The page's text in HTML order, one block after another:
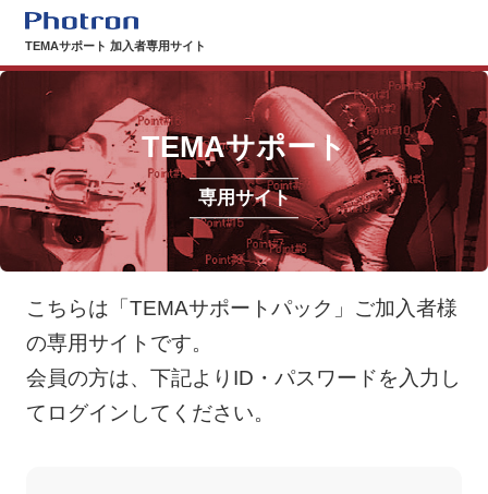
Photron
TEMAサポート 加入者専用サイト
TEMAサポート
専用サイト
こちらは「TEMAサポートパック」ご加入者様
の専用サイトです。
会員の方は、下記よりID・パスワードを入力し
てログインしてください。